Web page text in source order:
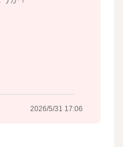
生へご相談なさっ
2026/5/31 17:06